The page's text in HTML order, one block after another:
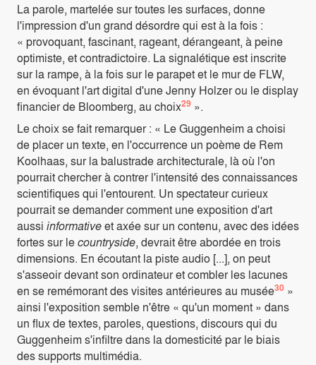
La parole, martelée sur toutes les surfaces, donne
l'impression d'un grand désordre qui est à la fois :
« provoquant, fascinant, rageant, dérangeant, à peine
optimiste, et contradictoire. La signalétique est inscrite
sur la rampe, à la fois sur le parapet et le mur de FLW,
en évoquant l'art digital d'une Jenny Holzer ou le display
financier de Bloomberg, au choix29 ».
Le choix se fait remarquer : « Le Guggenheim a choisi
de placer un texte, en l'occurrence un poème de Rem
Koolhaas, sur la balustrade architecturale, là où l'on
pourrait chercher à contrer l'intensité des connaissances
scientifiques qui l'entourent. Un spectateur curieux
pourrait se demander comment une exposition d'art
aussi informativeet axée sur un contenu, avec des idées
fortes sur lecountryside, devrait être abordée en trois
dimensions. En écoutant la piste audio [...], on peut
s'asseoir devant son ordinateur et combler les lacunes
en se remémorant des visites antérieures au musée30 »
ainsi l'exposition semble n'être « qu'un moment » dans
un flux de textes, paroles, questions, discours qui du
Guggenheim s'infiltre dans la domesticité par le biais
des supports multimédia.